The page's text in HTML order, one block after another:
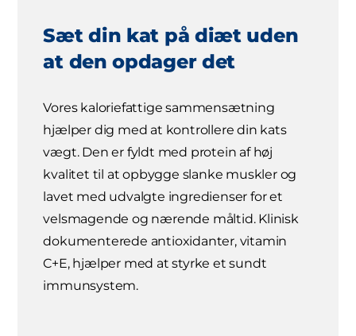
Sæt din kat på diæt uden
at den opdager det
Vores kaloriefattige sammensætning
hjælper dig med at kontrollere din kats
vægt. Den er fyldt med protein af høj
kvalitet til at opbygge slanke muskler og
lavet med udvalgte ingredienser for et
velsmagende og nærende måltid. Klinisk
dokumenterede antioxidanter, vitamin
C+E, hjælper med at styrke et sundt
immunsystem.